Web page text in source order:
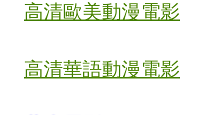
高清歐美動漫電影
高清華語動漫電影